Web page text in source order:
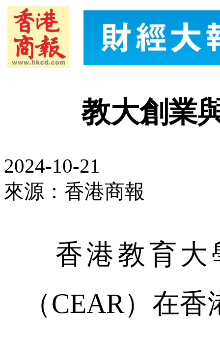
教大創業
2024-10-21
來源：香港商報
香港教育大
（CEAR）在